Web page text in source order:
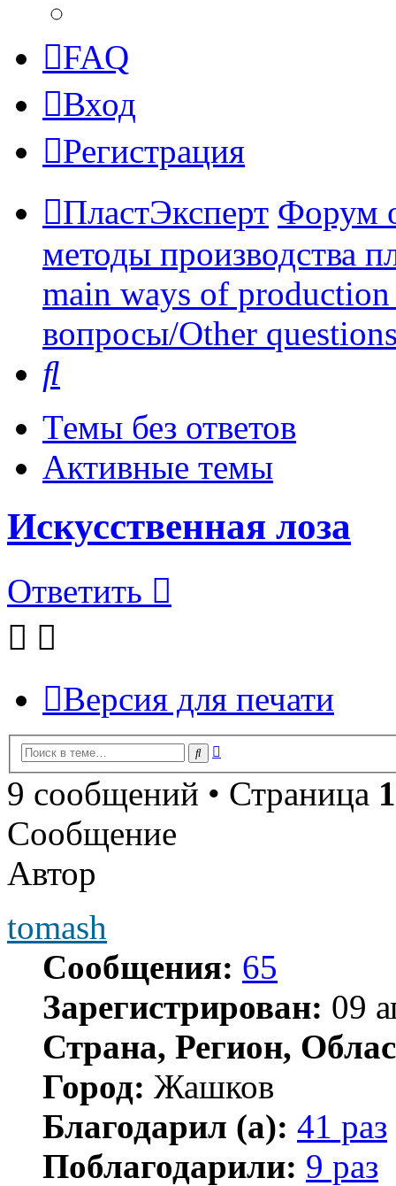
FAQ
Вход
Регистрация
ПластЭксперт Форум
методы производства
main ways of
вопросы/Other
Темы без ответов
Активные темы
Искусственная лоза
Ответить
Версия для печати
Поиск
9 сообщений • Страница 1
Сообщение
Автор
tomash
Сообщения: 65
Зарегистрирован: 09
Страна, Регион,
Город: Жашков
Благодарил (а): 41 раз
Поблагодарили: 9 раз